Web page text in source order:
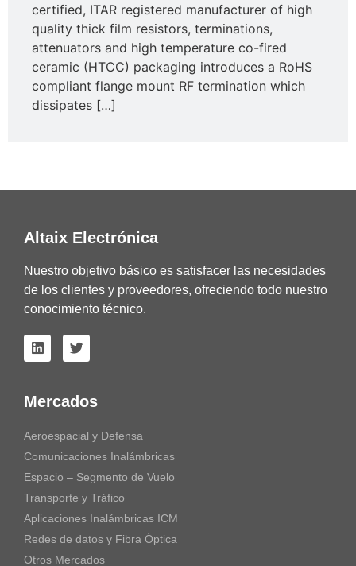
certified, ITAR registered manufacturer of high
quality thick film resistors, terminations,
attenuators and high temperature co-fired
ceramic (HTCC) packaging introduces a RoHS
compliant flange mount RF termination which
dissipates […]
Altaix Electrónica
Nuestro objetivo básico es satisfacer las necesidades
de los clientes y proveedores, ofreciendo todo nuestro
conocimiento técnico.
Mercados
Aeroespacial y Defensa
Comunicaciones Inalámbricas
Espacio – Segmento de Vuelo
Transporte y Tráfico
Aplicaciones Inalámbricas ICM
Redes de datos y Fibra Óptica
Otros Mercados